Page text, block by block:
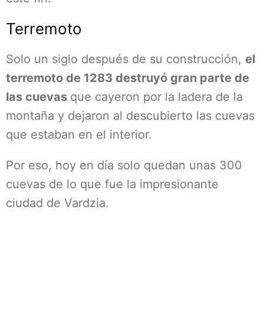
Terremoto
Solo un siglo después de su construcción, el
terremoto de 1283 destruyó gran parte de
las cuevas que cayeron por la ladera de la
montaña y dejaron al descubierto las cuevas
que estaban en el interior.
Por eso, hoy en día solo quedan unas 300
cuevas de lo que fue la impresionante
ciudad de Vardzia.